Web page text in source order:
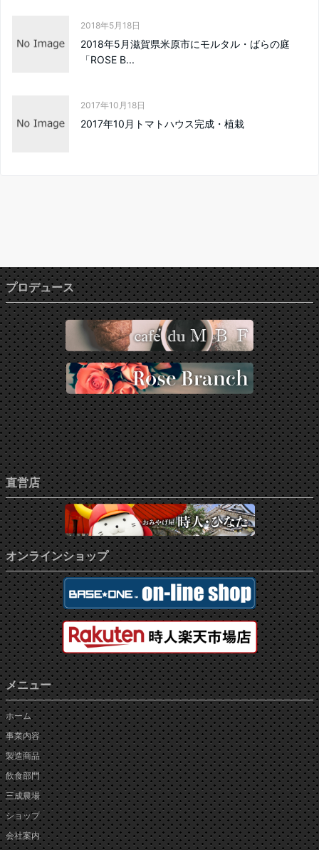
2018年5月18日
2018年5月滋賀県米原市にモルタル・ばらの庭
「ROSE B...
2017年10月18日
2017年10月トマトハウス完成・植栽
プロデュース
直営店
オンラインショップ
メニュー
ホーム
事業内容
製造商品
飲食部門
三成農場
ショップ
会社案内